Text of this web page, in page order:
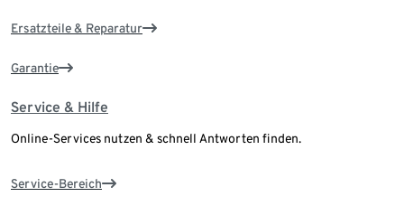
Ersatzteile & Reparatur
Garantie
Service & Hilfe
Online-Services nutzen & schnell Antworten finden.
Service-Bereich